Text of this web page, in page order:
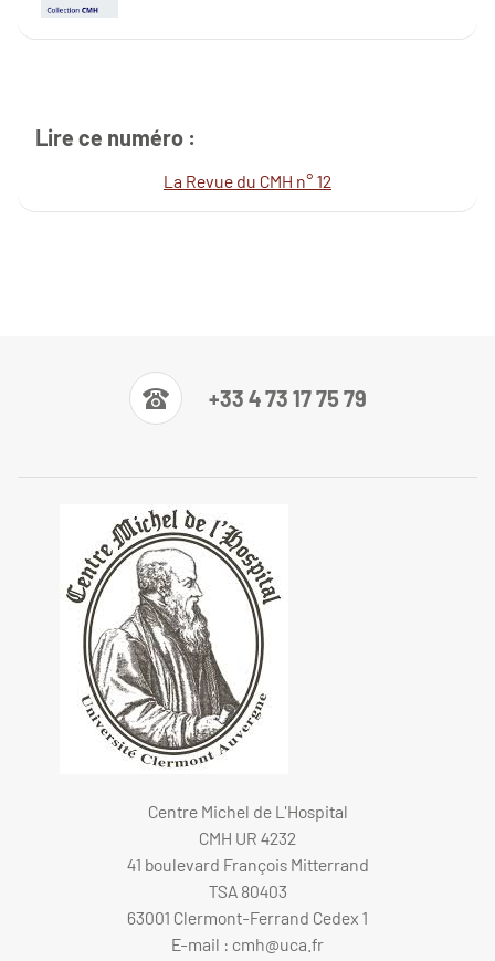
Lire ce numéro :
La Revue du CMH n° 12
+33 4 73 17 75 79
Centre Michel de L'Hospital
CMH UR 4232
41 boulevard François Mitterrand
TSA 80403
63001 Clermont-Ferrand Cedex 1
E-mail : cmh@uca.fr